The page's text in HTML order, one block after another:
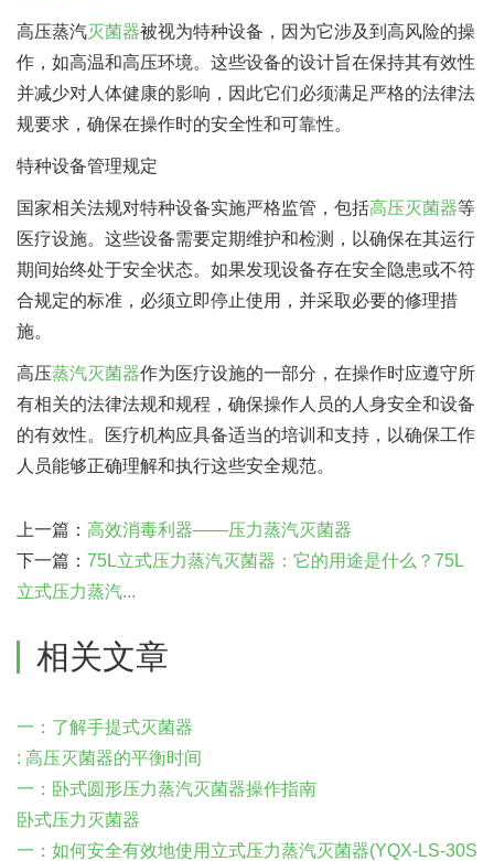
高压蒸汽灭菌器被视为特种设备，因为它涉及到高风险的操
作，如高温和高压环境。这些设备的设计旨在保持其有效性
并减少对人体健康的影响，因此它们必须满足严格的法律法
规要求，确保在操作时的安全性和可靠性。
特种设备管理规定
国家相关法规对特种设备实施严格监管，包括高压灭菌器等
医疗设施。这些设备需要定期维护和检测，以确保在其运行
期间始终处于安全状态。如果发现设备存在安全隐患或不符
合规定的标准，必须立即停止使用，并采取必要的修理措
施。
高压蒸汽灭菌器作为医疗设施的一部分，在操作时应遵守所
有相关的法律法规和规程，确保操作人员的人身安全和设备
的有效性。医疗机构应具备适当的培训和支持，以确保工作
人员能够正确理解和执行这些安全规范。
上一篇： 高效消毒利器——压力蒸汽灭菌器
下一篇： 75L立式压力蒸汽灭菌器：它的用途是什么？75L
立式压力蒸汽...
相关文章
一：了解手提式灭菌器
: 高压灭菌器的平衡时间
一：卧式圆形压力蒸汽灭菌器操作指南
卧式压力灭菌器
一：如何安全有效地使用立式压力蒸汽灭菌器(YQX-LS-30S